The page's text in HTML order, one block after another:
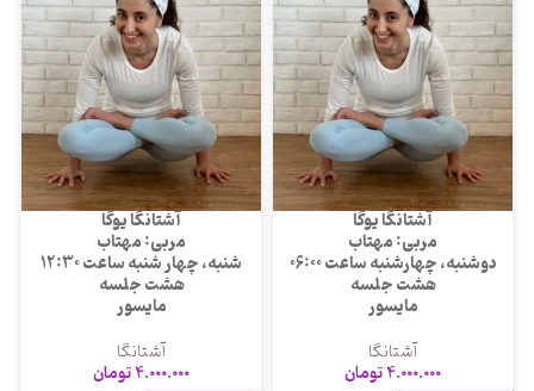
آشتانگا یوگا
مربی: مهتاب
دوشنبه، چهارشنبه ساعت 06:00
هشت جلسه
مایسور
آشتانگا
4.000.000تومان
آشتانگا یوگا
مربی: مهتاب
شنبه، چهار شنبه ساعت 12:30
هشت جلسه
مایسور
آشتانگا
4.000.000تومان